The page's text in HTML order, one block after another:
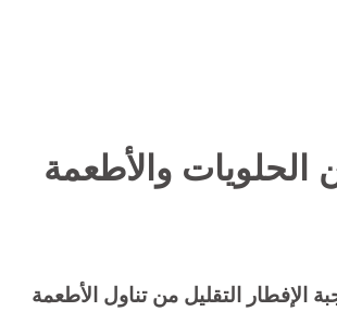
الحلويات والأطعمة
الإفطار التقليل من تناول الأطعمة